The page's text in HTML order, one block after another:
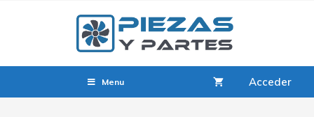
Menu Acceder